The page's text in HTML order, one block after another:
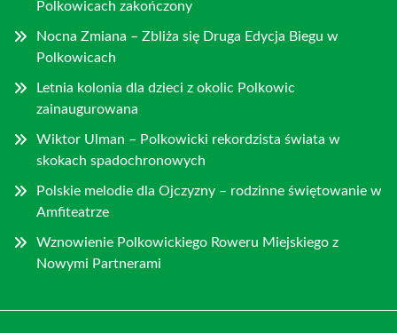
Polkowicach zakończony
Nocna Zmiana – Zbliża się Druga Edycja Biegu w
Polkowicach
Letnia kolonia dla dzieci z okolic Polkowic
zainaugurowana
Wiktor Ulman – Polkowicki rekordzista świata w
skokach spadochronowych
Polskie melodie dla Ojczyzny – rodzinne świętowanie w
Amfiteatrze
Wznowienie Polkowickiego Roweru Miejskiego z
Nowymi Partnerami